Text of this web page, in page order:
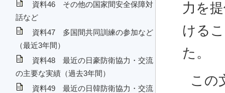
資料46 その他の国家間安全保障対
話など
資料47 多国間共同訓練の参加など
（最近3年間）
資料48 最近の日豪防衛協力・交流
の主要な実績（過去3年間）
資料49 最近の日韓防衛協力・交流
力を
ける
た。
この